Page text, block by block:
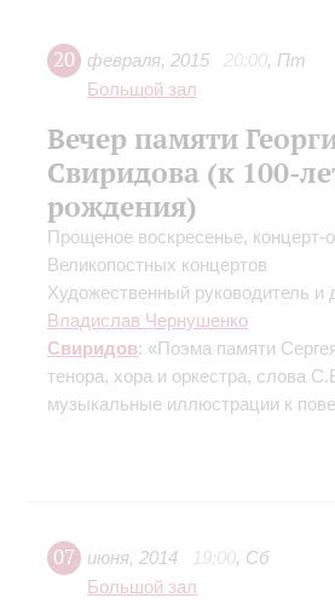
20 февраля, 2015 20:00, Пт
Большой зал
Вечер памяти
Свиридова (к 100-
рождения)
Прощеное воскресенье, концерт-
Великопостных концертов
Художественный руководитель и
Владислав Чернушенко
Свиридов: «Поэма памяти
тенора, хора и оркестра, слова
музыкальные иллюстрации к
07 июня, 2014 19:00, Сб
Большой зал